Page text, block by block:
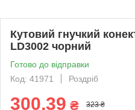
Кутовий гнучкий
LD3002 чорний
Готово до відправки
Код: 41971
Роздріб
300,39 ₴ 323 ₴